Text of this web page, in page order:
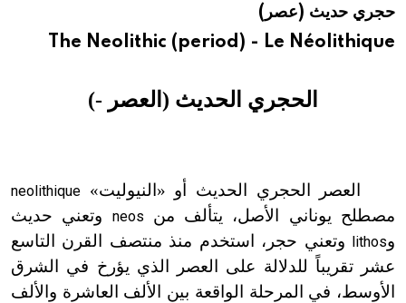
هيئة الموسوعة العربية تطلق موسوعات جديدة في عام 2026
حجري حديث (عصر)
The Neolithic (period) - Le Néolithique
الحجري الحديث (العصر -
)
العصر الحجري الحديث أو «النيوليت» neolithique
مصطلح يوناني الأصل، يتألف من neos وتعني حديث
وlithos
وتعني حجر، استخدم منذ منتصف القرن التاسع
عشر تقريباً للدلالة على العصر الذي يؤرخ في الشرق
الأوسط، في المرحلة الواقعة بين الألف العاشرة والألف